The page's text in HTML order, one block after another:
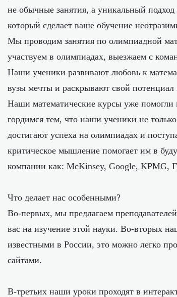
не обычные занятия, а уникальный
который сделает ваше обучение
Мы проводим занятия по олимпиадной
участвуем в олимпиадах, выезжаем с
Наши ученики развивают любовь к
вузы мечты и раскрывают свой
Наши математические курсы уже помогли
гордимся тем, что наши ученики не
достигают успеха на олимпиадах и
критическое мышление помогает им в
компании как: McKinsey, Google, KPMG,
Что делает нас особенными?
Во-первых, мы предлагаем
вас на изучение этой науки. Во-вторых
известными в России, это можно легко
сайтами.
В-третьих наши уроки проходят в